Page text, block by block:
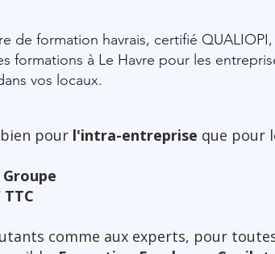
de formation havrais, certifié
formations à Le Havre pour les
vos locaux.
pour l'intra-entreprise que pour
comme aux experts, pour toutes